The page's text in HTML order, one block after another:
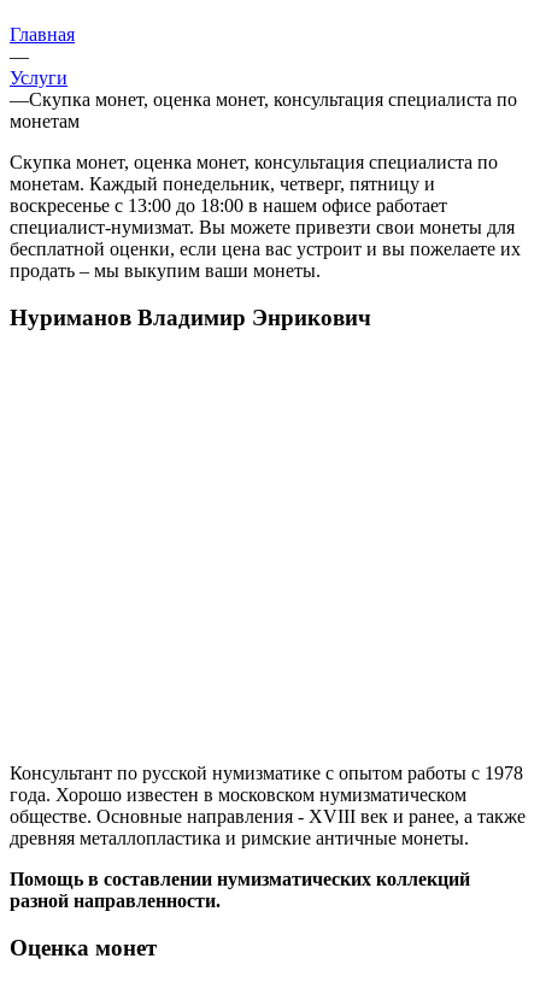
Главная
—
Услуги
—Скупка монет, оценка монет, консультация специалиста по
монетам
Скупка монет, оценка монет, консультация специалиста по
монетам. Каждый понедельник, четверг, пятницу и
воскресенье с 13:00 до 18:00 в нашем офисе работает
специалист-нумизмат. Вы можете привезти свои монеты для
бесплатной оценки, если цена вас устроит и вы пожелаете их
продать – мы выкупим ваши монеты.
Нуриманов Владимир Энрикович
Консультант по русской нумизматике с опытом работы с 1978
года. Хорошо известен в московском нумизматическом
обществе. Основные направления - ХVIII век и ранее, а также
древняя металлопластика и римские античные монеты.
Помощь в составлении нумизматических коллекций
разной направленности.
Оценка монет